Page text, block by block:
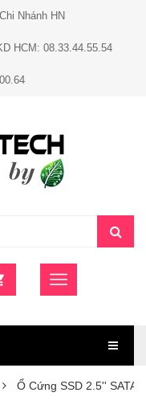
Chi Nhánh HN
HCM: 08.33.44.55.54
Ổ Cứng SSD 2.5'' SATA 3